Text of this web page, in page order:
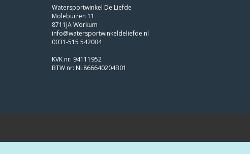
Watersportwinkel De Liefde
Moleburren 11
8711JA Workum
info@watersportwinkeldeliefde.nl
0031-515 542004
KVK nr: 94111952
BTW nr: NL866640204B01